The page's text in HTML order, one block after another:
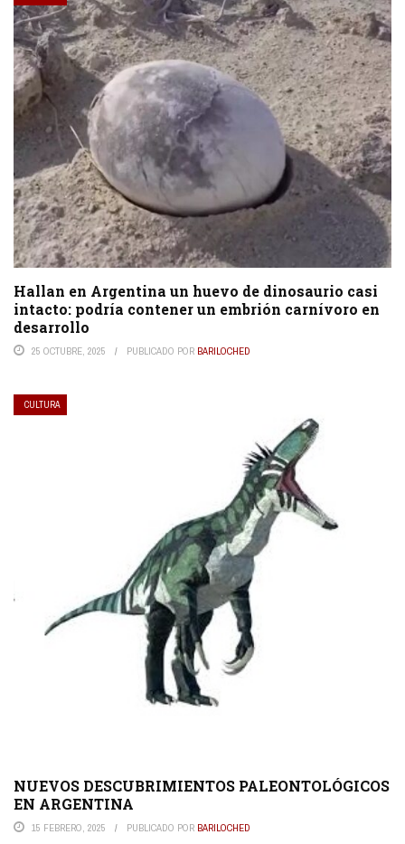
Hallan en Argentina un huevo de dinosaurio casi
intacto: podría contener un embrión carnívoro en
desarrollo
25 OCTUBRE, 2025 PUBLICADO POR BARILOCHED
CULTURA
NUEVOS DESCUBRIMIENTOS PALEONTOLÓGICOS
EN ARGENTINA
15 FEBRERO, 2025 PUBLICADO POR BARILOCHED